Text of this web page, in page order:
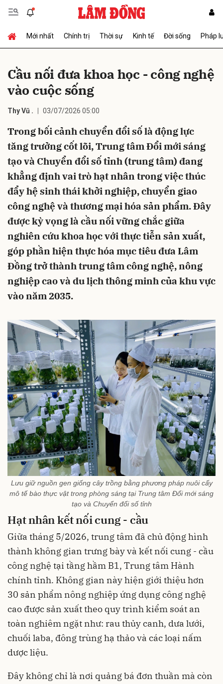
Mới nhất Chính trị Thời sự Kinh tế Đời sống Pháp
Cầu nối đưa khoa học - công nghệ
vào cuộc sống
Thy Vũ . 03/07/2026 05:00
Trong bối cảnh chuyển đổi số là động lực
tăng trưởng cốt lõi, Trung tâm Đổi mới sáng
tạo và Chuyển đổi số tỉnh (trung tâm) đang
khẳng định vai trò hạt nhân trong việc thúc
đẩy hệ sinh thái khởi nghiệp, chuyển giao
công nghệ và thương mại hóa sản phẩm. Đây
được kỳ vọng là cầu nối vững chắc giữa
nghiên cứu khoa học với thực tiễn sản xuất,
góp phần hiện thực hóa mục tiêu đưa Lâm
Đồng trở thành trung tâm công nghệ, nông
nghiệp cao và du lịch thông minh của khu vực
vào năm 2035.
Lưu giữ nguồn gen giống cây trồng bằng phương pháp nuôi cấy
mô tế bào thực vật trong phòng sáng tại Trung tâm Đổi mới sáng
tạo và Chuyển đổi số tỉnh
Hạt nhân kết nối cung - cầu
Giữa tháng 5/2026, trung tâm đã chủ động hình
thành không gian trưng bày và kết nối cung - cầu
công nghệ tại tầng hầm B1, Trung tâm Hành
chính tỉnh. Không gian này hiện giới thiệu hơn
30 sản phẩm nông nghiệp ứng dụng công nghệ
cao được sản xuất theo quy trình kiểm soát an
toàn nghiêm ngặt như: rau thủy canh, dưa lưới,
chuối laba, đông trùng hạ thảo và các loại nấm
dược liệu.
Đây không chỉ là nơi quảng bá đơn thuần mà còn
Gửi bình luận
Hủy Gửi